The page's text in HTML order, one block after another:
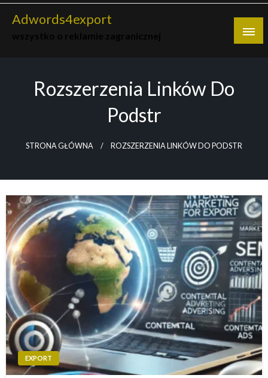
Skip
Adwords4export
Rozszerzenia Linków Do
Podstr
STRONA GŁÓWNA ROZSZERZENIA LINKÓW DO PODSTR
EXPORT